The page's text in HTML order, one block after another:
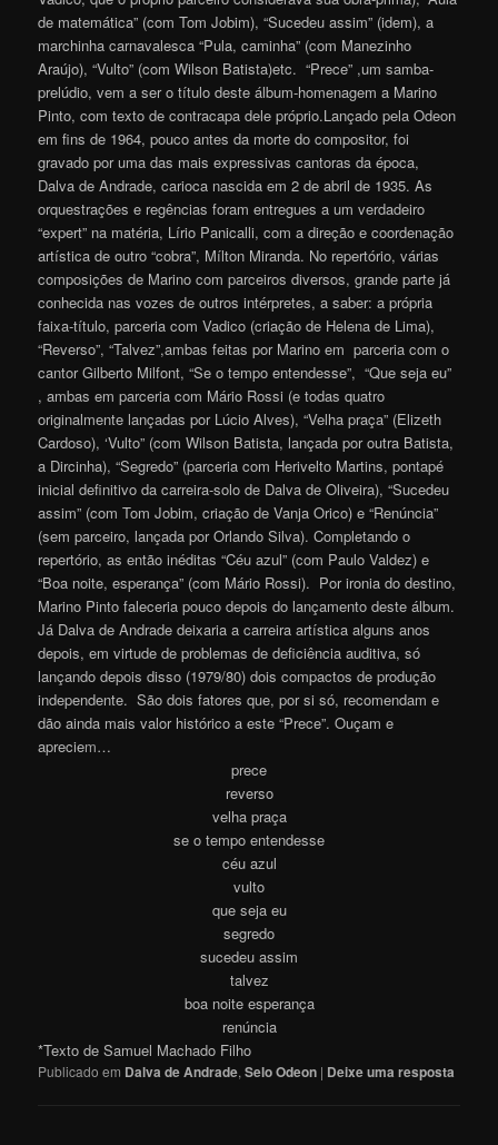
de matemática” (com Tom Jobim), “Sucedeu assim” (idem), a
marchinha carnavalesca “Pula, caminha” (com Manezinho
Araújo), “Vulto” (com Wilson Batista)etc. “Prece” ,um samba-
prelúdio, vem a ser o título deste álbum-homenagem a Marino
Pinto, com texto de contracapa dele próprio.Lançado pela Odeon
em fins de 1964, pouco antes da morte do compositor, foi
gravado por uma das mais expressivas cantoras da época,
Dalva de Andrade, carioca nascida em 2 de abril de 1935. As
orquestrações e regências foram entregues a um verdadeiro
“expert” na matéria, Lírio Panicalli, com a direção e coordenação
artística de outro “cobra”, Mílton Miranda. No repertório, várias
composições de Marino com parceiros diversos, grande parte já
conhecida nas vozes de outros intérpretes, a saber: a própria
faixa-título, parceria com Vadico (criação de Helena de Lima),
“Reverso”, “Talvez”,ambas feitas por Marino em parceria com o
cantor Gilberto Milfont, “Se o tempo entendesse”, “Que seja eu”
, ambas em parceria com Mário Rossi (e todas quatro
originalmente lançadas por Lúcio Alves), “Velha praça” (Elizeth
Cardoso), ‘Vulto” (com Wilson Batista, lançada por outra Batista,
a Dircinha), “Segredo” (parceria com Herivelto Martins, pontapé
inicial definitivo da carreira-solo de Dalva de Oliveira), “Sucedeu
assim” (com Tom Jobim, criação de Vanja Orico) e “Renúncia”
(sem parceiro, lançada por Orlando Silva). Completando o
repertório, as então inéditas “Céu azul” (com Paulo Valdez) e
“Boa noite, esperança” (com Mário Rossi). Por ironia do destino,
Marino Pinto faleceria pouco depois do lançamento deste álbum.
Já Dalva de Andrade deixaria a carreira artística alguns anos
depois, em virtude de problemas de deficiência auditiva, só
lançando depois disso (1979/80) dois compactos de produção
independente. São dois fatores que, por si só, recomendam e
dão ainda mais valor histórico a este “Prece”. Ouçam e
apreciem…
prece
reverso
velha praça
se o tempo entendesse
céu azul
vulto
que seja eu
segredo
sucedeu assim
talvez
boa noite esperança
renúncia
*Texto de Samuel Machado Filho
Publicado em Dalva de Andrade,Selo Odeon | Deixe uma resposta